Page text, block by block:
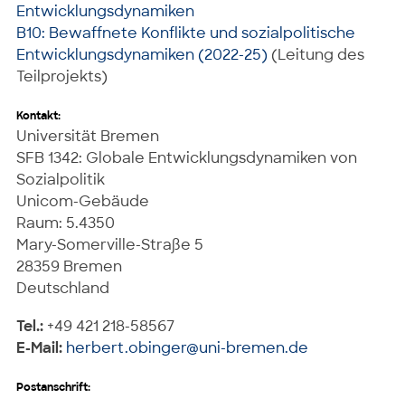
Entwicklungsdynamiken
B10: Bewaffnete Konflikte und sozialpolitische
Entwicklungsdynamiken (2022-25) (Leitung des
Teilprojekts)
Kontakt:
Universität Bremen
SFB 1342: Globale Entwicklungsdynamiken von
Sozialpolitik
Unicom-Gebäude
Raum: 5.4350
Mary-Somerville-Straße 5
28359 Bremen
Deutschland
Tel.: +49 421 218-58567
E-Mail: herbert.obinger@uni-bremen.de
Postanschrift: